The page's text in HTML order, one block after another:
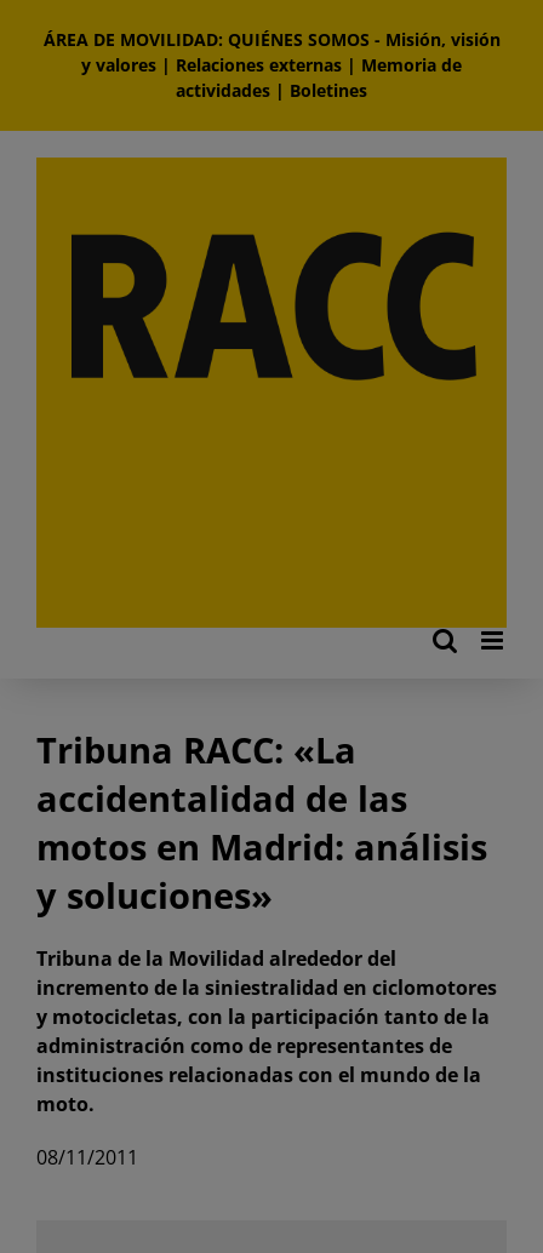
contenido
ÁREA DE MOVILIDAD: QUIÉNES SOMOS - Misión, visión
y valores | Relaciones externas | Memoria de
actividades | Boletines
Tribuna RACC: «La
accidentalidad de las
motos en Madrid: análisis
y soluciones»
Tribuna de la Movilidad alrededor del
incremento de la siniestralidad en ciclomotores
y motocicletas, con la participación tanto de la
administración como de representantes de
instituciones relacionadas con el mundo de la
moto.
08/11/2011